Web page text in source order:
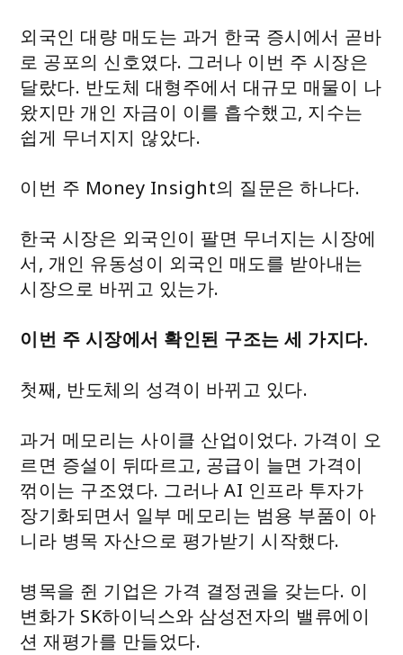
외국인 대량 매도는 과거 한국 증시에서 곧바
로 공포의 신호였다. 그러나 이번 주 시장은
달랐다. 반도체 대형주에서 대규모 매물이 나
왔지만 개인 자금이 이를 흡수했고, 지수는
쉽게 무너지지 않았다.
이번 주 Money Insight의 질문은 하나다.
한국 시장은 외국인이 팔면 무너지는 시장에
서, 개인 유동성이 외국인 매도를 받아내는
시장으로 바뀌고 있는가.
이번 주 시장에서 확인된 구조는 세 가지다.
첫째, 반도체의 성격이 바뀌고 있다.
과거 메모리는 사이클 산업이었다. 가격이 오
르면 증설이 뒤따르고, 공급이 늘면 가격이
꺾이는 구조였다. 그러나 AI 인프라 투자가
장기화되면서 일부 메모리는 범용 부품이 아
니라 병목 자산으로 평가받기 시작했다.
병목을 쥔 기업은 가격 결정권을 갖는다. 이
변화가 SK하이닉스와 삼성전자의 밸류에이
션 재평가를 만들었다.